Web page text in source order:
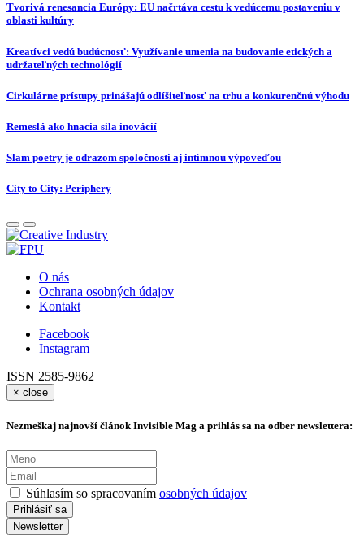
Tvorivá renesancia Európy: EU načrtáva cestu k vedúcemu postaveniu v
oblasti kultúry
Kreatívci vedú budúcnosť: Využívanie umenia na budovanie etických a
udržateľných technológií
Cirkulárne prístupy prinášajú odlíšiteľnosť na trhu a konkurenčnú výhodu
Remeslá ako hnacia sila inovácií
Slam poetry je odrazom spoločnosti aj intímnou výpoveďou
City to City: Periphery
O nás
Ochrana osobných údajov
Kontakt
Facebook
Instagram
ISSN 2585-9862
× close
Nezmeškaj najnovší článok Invisible Mag a prihlás sa na odber newslettera:
Súhlasím so spracovaním osobných údajov
Newsletter